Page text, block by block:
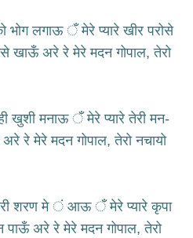
भोग लगाऊ ँ मेरे प्यारे खीर परोसे
अरे रे मेरे मदन गोपाल, तेरो
खुशी मनाऊ ँ मेरे प्यारे तेरी मन-
रे मेरे मदन गोपाल, तेरो नचायो
शरण मे ं आऊ ँ मेरे प्यारे कृपा
पाऊँ अरे रे मेरे मदन गोपाल, तेरो